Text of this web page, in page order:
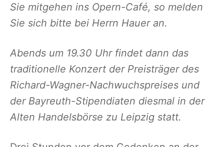
Sie mitgehen ins Opern-Café, so melden
Sie sich bitte bei Herrn Hauer an.
Abends um 19.30 Uhr findet dann das
traditionelle Konzert der Preisträger des
Richard-Wagner-Nachwuchspreises und
der Bayreuth-Stipendiaten diesmal in der
Alten Handelsbörse zu Leipzig statt.